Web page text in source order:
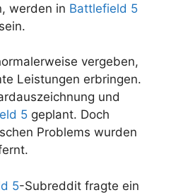
werden in Battlefield 5
vergeben,
Leistungen erbringen.
und
5 geplant. Doch
Problems wurden
5-Subreddit fragte ein